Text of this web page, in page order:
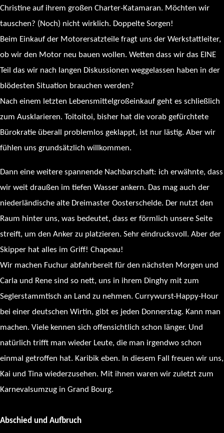
Christine auf ihrem großen Charter-Katamaran. Möchten wir
tauschen? (Noch) nicht wirklich. Doppelte Sorgen!
Beim Einkauf der Motorersatzteile fragt uns der Werkstattleiter,
ob wir den Motor neu bauen wollen. Wetten dass wir das EINE
Teil das wir nach langen Diskussionen weggelassen haben in der
blödesten Situation brauchen werden?
Nach einem letzten Lebensmittelgroßeinkauf geht es schließlich
zum Ausklarieren. Toitoitoi, bisher hat die vorab gefürchtete
Bürokratie überall problemlos geklappt, ist nur lästig. Aber wir
fühlen uns grundsätzlich willkommen.
Dann eine weitere spannende Nachbarschaft: ich erwähnte, dass
wir weit draußen im tiefen Wasser ankern. Das mag auch der
niederländische alte Dreimaster Oosterschelde. Der nutzt den
Raum hinter uns, was bedeutet, dass er förmlich unsere Seite
streift, um den Anker zu platzieren. Sehr eindrucksvoll. Aber der
Skipper hat alles im Griff! Chapeau!
Wir machen Fuchur abfahrbereit für den nächsten Morgen und
Carla und Rene sind so nett, uns in ihrem Dinghy mit zum
Seglerstammtisch an Land zu nehmen. Currywurst-Happy-Hour
bei einer deutschen Wirtin, gibt es jeden Donnerstag. Kann man
machen. Viele kennen sich offensichtlich schon länger. Und
natürlich trifft man wieder Leute, die man irgendwo schon
einmal getroffen hat. Karibik eben. In diesem Fall freuen wir uns,
Kai und Tina wiederzusehen. Mit ihnen waren wir zuletzt zum
Karnevalsumzug in Grand Bourg.
Abschied und Aufbruch